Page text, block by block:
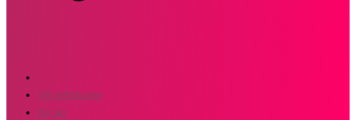
Về m90home
Dự án